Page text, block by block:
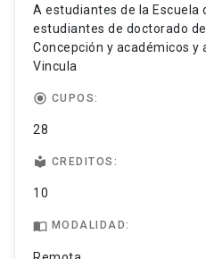
A estudiantes de la Escuela
estudiantes de doctorado
Concepción y académicos y
Vincula
radio_button_checked CUPOS:
28
local_library CREDITOS:
10
import_contacts MODALIDAD: